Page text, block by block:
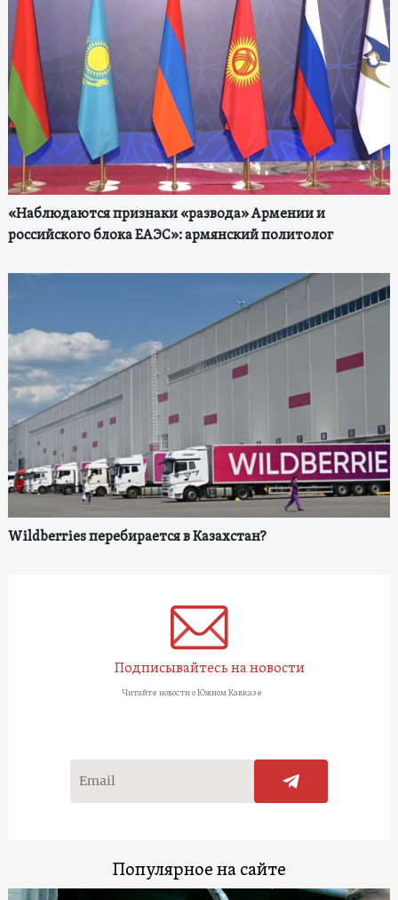
«Наблюдаются признаки «развода» Армении и
российского блока ЕАЭС»: армянский политолог
Wildberries перебирается в Казахстан?
Подписывайтесь на новости
Читайте новости о Южном Кавказе
Популярное на сайте